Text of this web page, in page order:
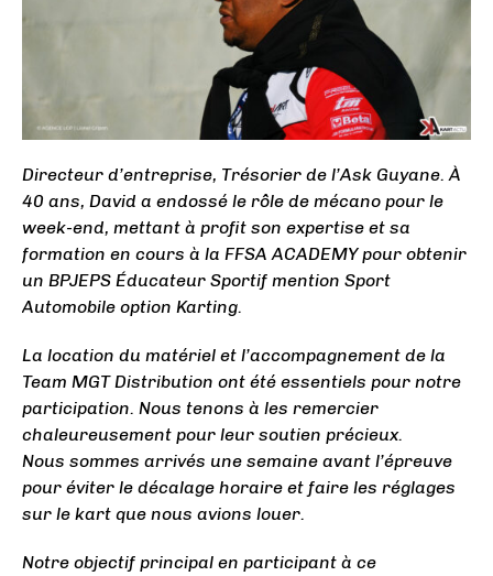
Directeur d’entreprise, Trésorier de l’Ask Guyane. À
40 ans, David a endossé le rôle de mécano pour le
week-end, mettant à profit son expertise et sa
formation en cours à la FFSA ACADEMY pour obtenir
un BPJEPS Éducateur Sportif mention Sport
Automobile option Karting.
La location du matériel et l’accompagnement de la
Team MGT Distribution ont été essentiels pour notre
participation. Nous tenons à les remercier
chaleureusement pour leur soutien précieux.
Nous sommes arrivés une semaine avant l’épreuve
pour éviter le décalage horaire et faire les réglages
sur le kart que nous avions louer.
Notre objectif principal en participant à ce